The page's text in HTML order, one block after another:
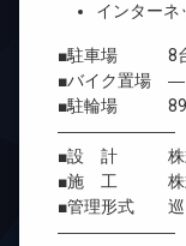
インターネ
■駐車場 8台（
■バイク置場 ―
■駐輪場 89
―――――――
■設 計 株式
■施 工 株式
■管理形式 巡
―――――――